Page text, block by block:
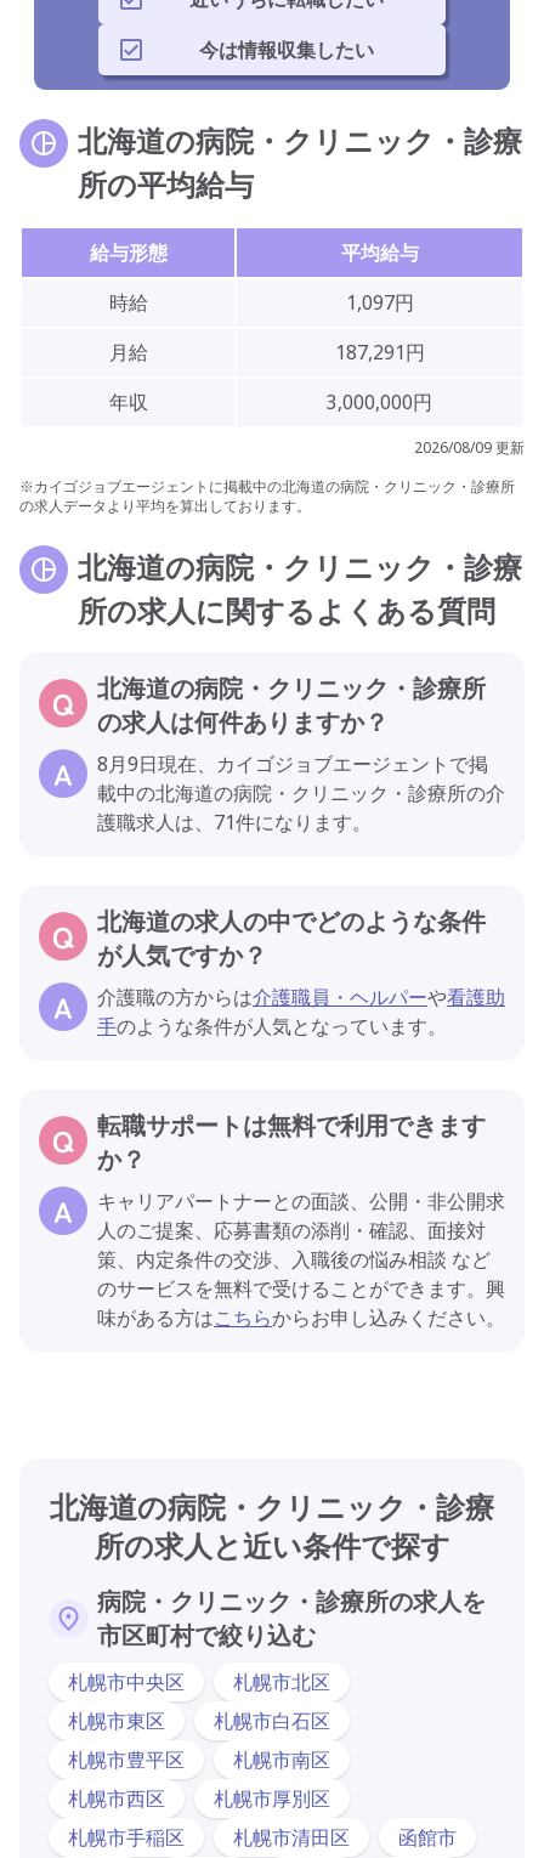
き方に合わせた就業形態が挙げられるので、北海道で病院・クリ
ニック・診療所への転職を考えている人は必見です。
今は情報収集したい
北海道の病院・クリニック・診療
所の平均給与
給与形態
平均給与
時給
1,097円
月給
187,291円
年収
3,000,000円
2026/08/09 更新
※カイゴジョブエージェントに掲載中の北海道の病院・クリニック・診療所
の求人データより平均を算出しております。
北海道の病院・クリニック・診療
所の求人に関するよくある質問
北海道の病院・クリニック・診療所
の求人は何件ありますか？
8月9日現在、カイゴジョブエージェントで掲
載中の北海道の病院・クリニック・診療所の介
護職求人は、71件になります。
北海道の求人の中でどのような条件
が人気ですか？
介護職の方からは介護職員・ヘルパーや看護助
手のような条件が人気となっています。
転職サポートは無料で利用できます
か？
キャリアパートナーとの面談、公開・非公開求
人のご提案、応募書類の添削・確認、面接対
策、内定条件の交渉、入職後の悩み相談 など
のサービスを無料で受けることができます。興
味がある方はこちらからお申し込みください。
北海道の病院・クリニック・診療
所の求人と近い条件で探す
病院・クリニック・診療所の求人を
市区町村で絞り込む
札幌市中央区
札幌市北区
札幌市東区
札幌市白石区
札幌市豊平区
札幌市南区
札幌市西区
札幌市厚別区
札幌市手稲区
札幌市清田区
函館市